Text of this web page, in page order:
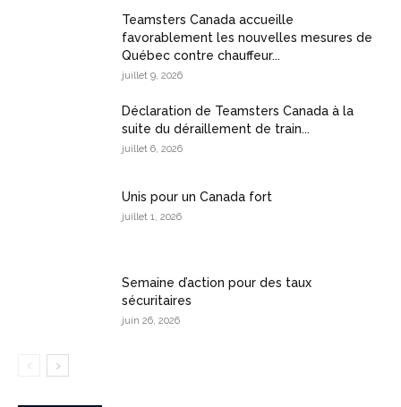
Teamsters Canada accueille
favorablement les nouvelles mesures de
Québec contre chauffeur...
juillet 9, 2026
Déclaration de Teamsters Canada à la
suite du déraillement de train...
juillet 6, 2026
Unis pour un Canada fort
juillet 1, 2026
Semaine d’action pour des taux
sécuritaires
juin 26, 2026